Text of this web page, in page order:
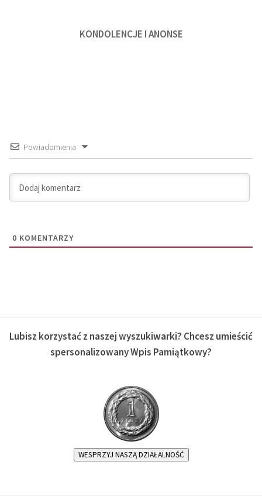
KONDOLENCJE I ANONSE
Powiadomienia
0 KOMENTARZY
Lubisz korzystać z naszej wyszukiwarki? Chcesz umieścić
spersonalizowany Wpis Pamiątkowy?
WESPRZYJ NASZĄ DZIAŁALNOŚĆ